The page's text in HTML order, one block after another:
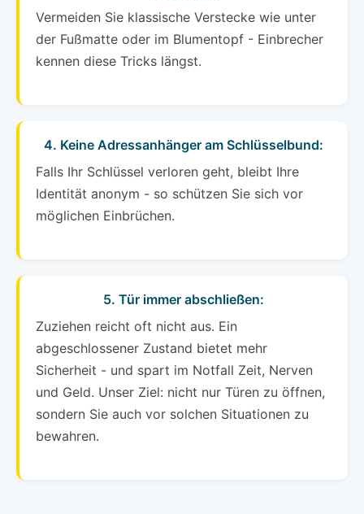
Vermeiden Sie klassische Verstecke wie unter
der Fußmatte oder im Blumentopf - Einbrecher
kennen diese Tricks längst.
4. Keine Adressanhänger am Schlüsselbund:
Falls Ihr Schlüssel verloren geht, bleibt Ihre
Identität anonym - so schützen Sie sich vor
möglichen Einbrüchen.
5. Tür immer abschließen:
Zuziehen reicht oft nicht aus. Ein
abgeschlossener Zustand bietet mehr
Sicherheit - und spart im Notfall Zeit, Nerven
und Geld. Unser Ziel: nicht nur Türen zu öffnen,
sondern Sie auch vor solchen Situationen zu
bewahren.